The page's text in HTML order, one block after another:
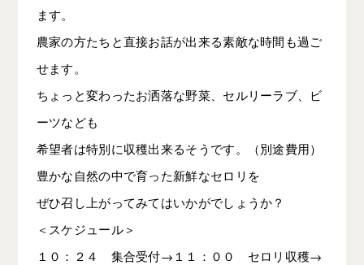
ます。
農家の方たちと直接お話が出来る素敵な時間も過ご
せます。
ちょっと変わったお洒落な野菜、セルリーラブ、ビ
ーツなども
希望者は特別に収穫出来るそうです。（別途費用）
豊かな自然の中で育った新鮮なセロリを
ぜひ召し上がってみてはいかがでしょうか？
＜スケジュール＞
１０：２４ 集合受付→１１：００ セロリ収穫→